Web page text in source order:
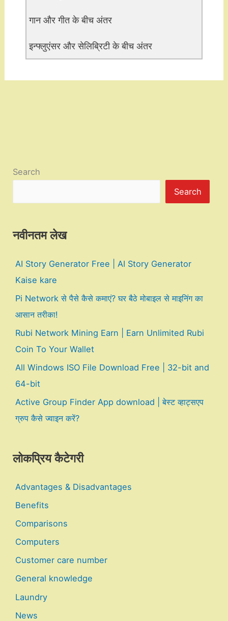
गान और गीत के बीच अंतर
इन्फ्लुएंसर और सेलिब्रिटी के बीच अंतर
Search
Search
नवीनतम लेख
AI Story Generator Free | AI Story Generator
Kaise kare
Pi Network से पैसे कैसे कमाएं? घर बैठे मोबाइल से माइनिंग का
आसान तरीका!
Rubi Network Mining Earn | Earn Unlimited Rubi
Coin To Your Wallet
All Windows ISO File Download Free | 32-bit and
64-bit
Active Group Finder App download | बेस्ट व्हाट्सएप
ग्रुप कैसे ज्वाइन करें?
लोकप्रिय कैटेगरी
Advantages & Disadvantages
Benefits
Comparisons
Computers
Customer care number
General knowledge
Laundry
News